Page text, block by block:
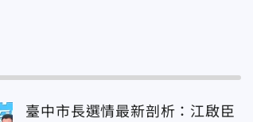
臺中市長選情最新剖析：江啟臣